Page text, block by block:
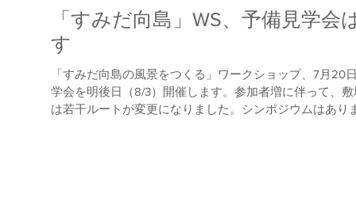
「すみだ向島」WS、予備見学会
す
「すみだ向島の風景をつくる」ワークショップ、7月20
学会を明後日（8/3）開催します。参加者増に伴って、
は若干ルートが変更になりました。シンポジウムはあ